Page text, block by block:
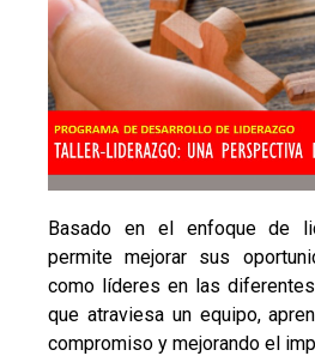
Basado en el enfoque de
permite mejorar sus
como líderes en las
que atraviesa un equipo,
compromiso y mejorando el